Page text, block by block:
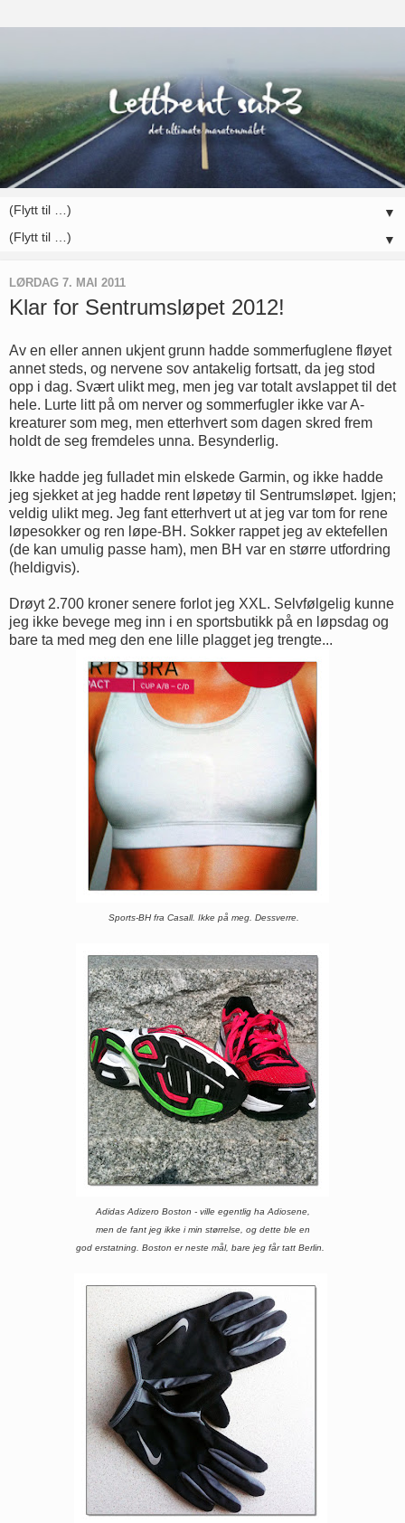
▼
▼
LØRDAG 7. MAI 2011
Klar for Sentrumsløpet 2012!
Av en eller annen ukjent grunn hadde sommerfuglene fløyet
annet steds, og nervene sov antakelig fortsatt, da jeg stod
opp i dag. Svært ulikt meg, men jeg var totalt avslappet til det
hele. Lurte litt på om nerver og sommerfugler ikke var A-
kreaturer som meg, men etterhvert som dagen skred frem
holdt de seg fremdeles unna. Besynderlig.
Ikke hadde jeg fulladet min elskede Garmin, og ikke hadde
jeg sjekket at jeg hadde rent løpetøy til Sentrumsløpet. Igjen;
veldig ulikt meg. Jeg fant etterhvert ut at jeg var tom for rene
løpesokker og ren løpe-BH. Sokker rappet jeg av ektefellen
(de kan umulig passe ham), men BH var en større utfordring
(heldigvis).
Drøyt 2.700 kroner senere forlot jeg XXL. Selvfølgelig kunne
jeg ikke bevege meg inn i en sportsbutikk på en løpsdag og
bare ta med meg den ene lille plagget jeg trengte...
Sports-BH fra Casall. Ikke på meg. Dessverre.
Adidas Adizero Boston - ville egentlig ha Adiosene,
men de fant jeg ikke i min størrelse, og dette ble en
god erstatning. Boston er neste mål, bare jeg får tatt Berlin.